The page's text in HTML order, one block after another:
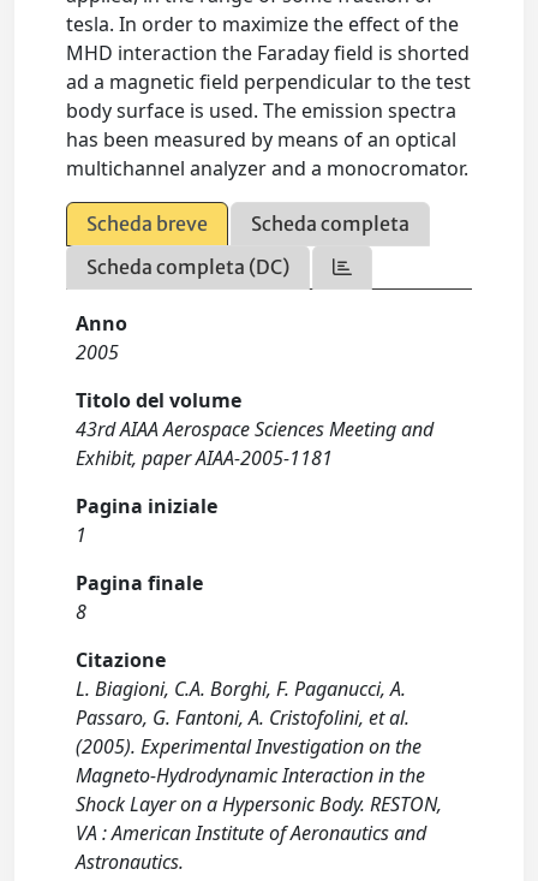
tesla. In order to maximize the effect of the
MHD interaction the Faraday field is shorted
ad a magnetic field perpendicular to the test
body surface is used. The emission spectra
has been measured by means of an optical
multichannel analyzer and a monocromator.
Scheda breve
Scheda completa
Scheda completa (DC)
Anno
2005
Titolo del volume
43rd AIAA Aerospace Sciences Meeting and
Exhibit, paper AIAA-2005-1181
Pagina iniziale
1
Pagina finale
8
Citazione
L. Biagioni, C.A. Borghi, F. Paganucci, A.
Passaro, G. Fantoni, A. Cristofolini, et al.
(2005). Experimental Investigation on the
Magneto-Hydrodynamic Interaction in the
Shock Layer on a Hypersonic Body. RESTON,
VA : American Institute of Aeronautics and
Astronautics.